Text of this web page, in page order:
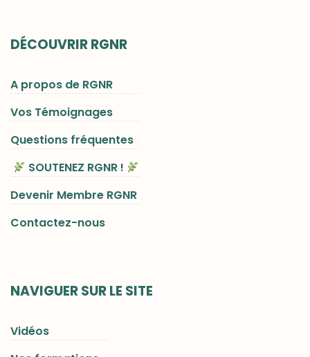
DÉCOUVRIR RGNR
A propos de RGNR
Vos Témoignages
Questions fréquentes
SOUTENEZ RGNR !
Devenir Membre RGNR
Contactez-nous
NAVIGUER SUR LE SITE
Vidéos